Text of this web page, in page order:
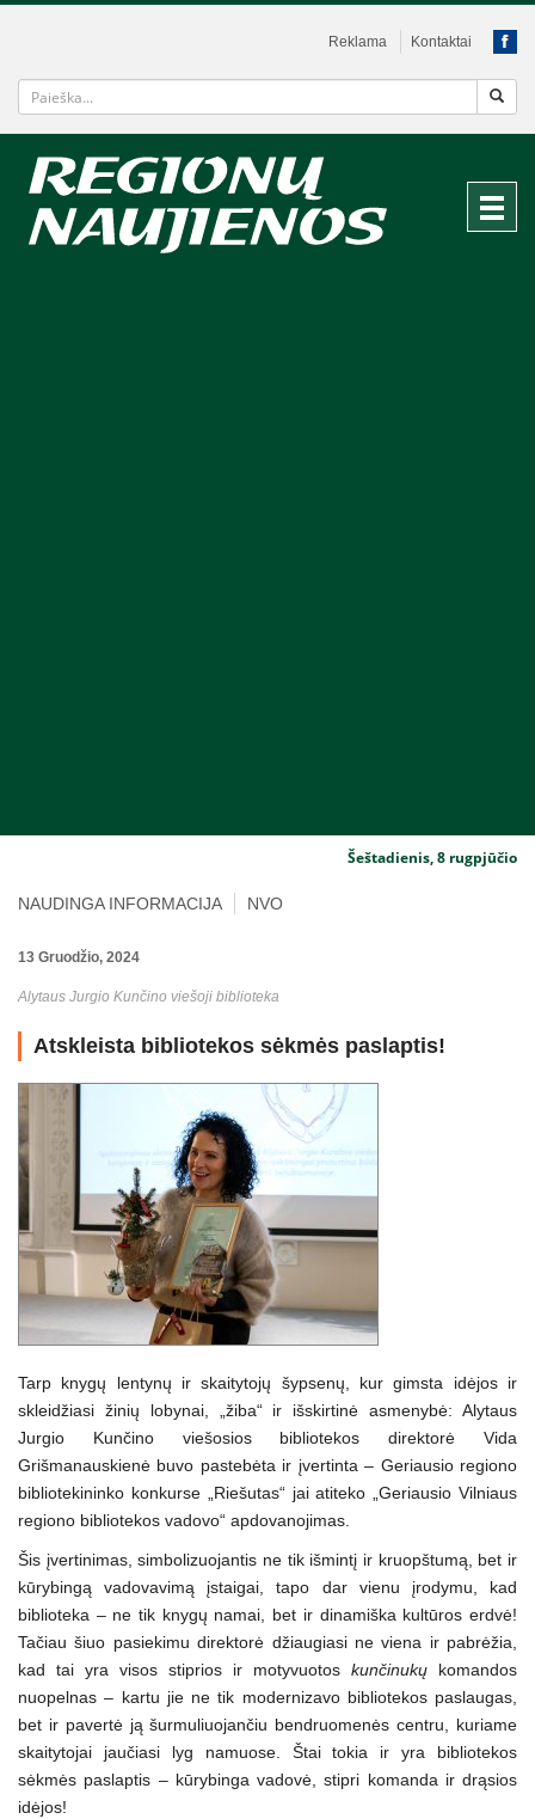
Reklama Kontaktai
Šeštadienis, 8 rugpjūčio
NAUDINGA INFORMACIJA NVO
13 Gruodžio, 2024
Alytaus Jurgio Kunčino viešoji biblioteka
Atskleista bibliotekos sėkmės paslaptis!
Tarp knygų lentynų ir skaitytojų šypsenų, kur gimsta idėjos ir
skleidžiasi žinių lobynai, „žiba“ ir išskirtinė asmenybė: Alytaus
Jurgio Kunčino viešosios bibliotekos direktorė Vida
Grišmanauskienė buvo pastebėta ir įvertinta – Geriausio regiono
bibliotekininko konkurse „Riešutas“ jai atiteko „Geriausio Vilniaus
regiono bibliotekos vadovo“ apdovanojimas.
Šis įvertinimas, simbolizuojantis ne tik išmintį ir kruopštumą, bet ir
kūrybingą vadovavimą įstaigai, tapo dar vienu įrodymu, kad
biblioteka – ne tik knygų namai, bet ir dinamiška kultūros erdvė!
Tačiau šiuo pasiekimu direktorė džiaugiasi ne viena ir pabrėžia,
kad tai yra visos stiprios ir motyvuotos kunčinukų komandos
nuopelnas – kartu jie ne tik modernizavo bibliotekos paslaugas,
bet ir pavertė ją šurmuliuojančiu bendruomenės centru, kuriame
skaitytojai jaučiasi lyg namuose. Štai tokia ir yra bibliotekos
sėkmės paslaptis – kūrybinga vadovė, stipri komanda ir drąsios
idėjos!